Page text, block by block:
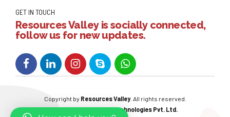
GET IN TOUCH
Resources Valley is socially connected,
follow us for new updates.
Copyright by Resources Valley. All rights reserved.
Powered By:W3care Technologies Pvt. Ltd.